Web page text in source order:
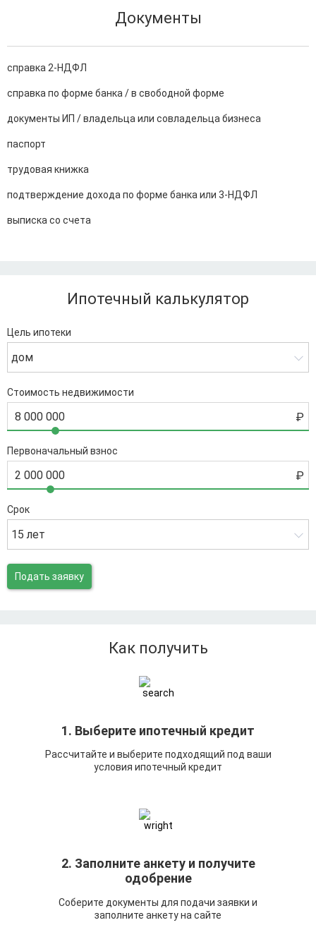
Документы
справка 2-НДФЛ
справка по форме банка / в свободной форме
документы ИП / владельца или совладельца бизнеса
паспорт
трудовая книжка
подтверждение дохода по форме банка или 3-НДФЛ
выписка со счета
Ипотечный калькулятор
Цель ипотеки
дом
Стоимость недвижимости
Первоначальный взнос
Срок
15 лет
Подать заявку
Как получить
1. Выберите ипотечный кредит
Рассчитайте и выберите подходящий под ваши
условия ипотечный кредит
2. Заполните анкету и получите
одобрение
Соберите документы для подачи заявки и
заполните анкету на сайте